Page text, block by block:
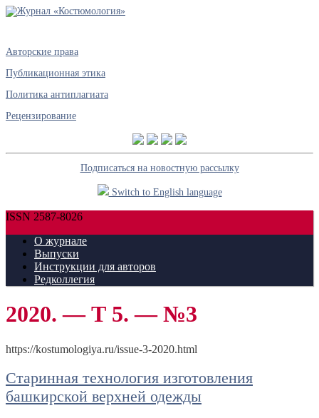
Авторские права
Публикационная этика
Политика антиплагиата
Рецензирование
Подписаться на новостную рассылку
Switch to English language
ISSN 2587-8026
О журнале
Выпуски
Инструкции для авторов
Редколлегия
2020. — Т 5. — №3
https://kostumologiya.ru/issue-3-2020.html
Старинная технология изготовления
башкирской верхней одежды